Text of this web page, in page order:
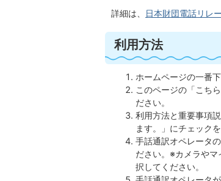
詳細は、
日本財団電話リレ
利用方法
ホームページの一番
このページの「こち
ださい。
利用方法と重要事項
ます。」にチェック
手話通訳オペレータ
ださい。※カメラや
択してください。